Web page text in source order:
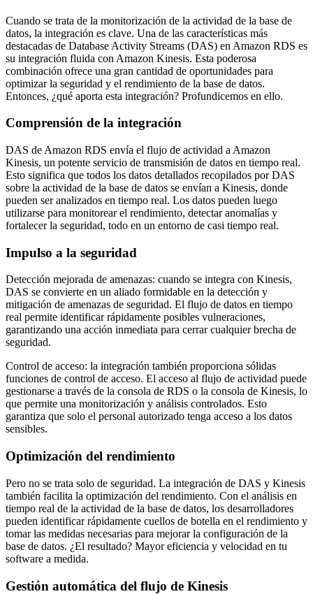
Cuando se trata de la monitorización de la actividad de la base de
datos, la integración es clave. Una de las características más
destacadas de Database Activity Streams (DAS) en Amazon RDS es
su integración fluida con Amazon Kinesis. Esta poderosa
combinación ofrece una gran cantidad de oportunidades para
optimizar la seguridad y el rendimiento de la base de datos.
Entonces, ¿qué aporta esta integración? Profundicemos en ello.
Comprensión de la integración
DAS de Amazon RDS envía el flujo de actividad a Amazon
Kinesis, un potente servicio de transmisión de datos en tiempo real.
Esto significa que todos los datos detallados recopilados por DAS
sobre la actividad de la base de datos se envían a Kinesis, donde
pueden ser analizados en tiempo real. Los datos pueden luego
utilizarse para monitorear el rendimiento, detectar anomalías y
fortalecer la seguridad, todo en un entorno de casi tiempo real.
Impulso a la seguridad
Detección mejorada de amenazas: cuando se integra con Kinesis,
DAS se convierte en un aliado formidable en la detección y
mitigación de amenazas de seguridad. El flujo de datos en tiempo
real permite identificar rápidamente posibles vulneraciones,
garantizando una acción inmediata para cerrar cualquier brecha de
seguridad.
Control de acceso: la integración también proporciona sólidas
funciones de control de acceso. El acceso al flujo de actividad puede
gestionarse a través de la consola de RDS o la consola de Kinesis, lo
que permite una monitorización y análisis controlados. Esto
garantiza que solo el personal autorizado tenga acceso a los datos
sensibles.
Optimización del rendimiento
Pero no se trata solo de seguridad. La integración de DAS y Kinesis
también facilita la optimización del rendimiento. Con el análisis en
tiempo real de la actividad de la base de datos, los desarrolladores
pueden identificar rápidamente cuellos de botella en el rendimiento y
tomar las medidas necesarias para mejorar la configuración de la
base de datos. ¿El resultado? Mayor eficiencia y velocidad en tu
software a medida.
Gestión automática del flujo de Kinesis